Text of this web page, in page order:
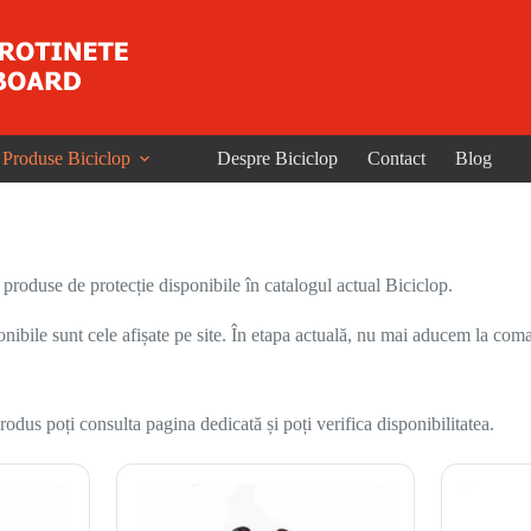
Produse Biciclop Despre Biciclop Contact Blog
de protecție disponibile în catalogul actual Biciclop.
sunt cele afișate pe site. În etapa actuală, nu mai aducem la
poți consulta pagina dedicată și poți verifica disponibilitatea.